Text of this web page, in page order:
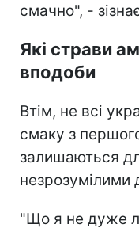
смачно", -
Які страви
вподоби
Втім, не всі
смаку з
залишаються
незрозумілими
"Що я не дуже